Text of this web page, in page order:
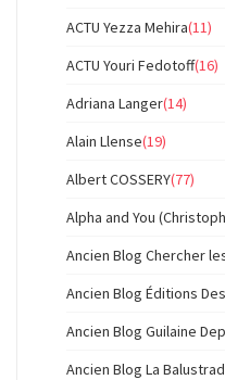
ACTU Yezza Mehira(11)
ACTU Youri Fedotoff(16)
Adriana Langer(14)
Alain Llense(19)
Albert COSSERY(77)
Alpha and You
Ancien Blog Chercher
Ancien Blog Éditions
Ancien Blog Guilaine
Ancien Blog La